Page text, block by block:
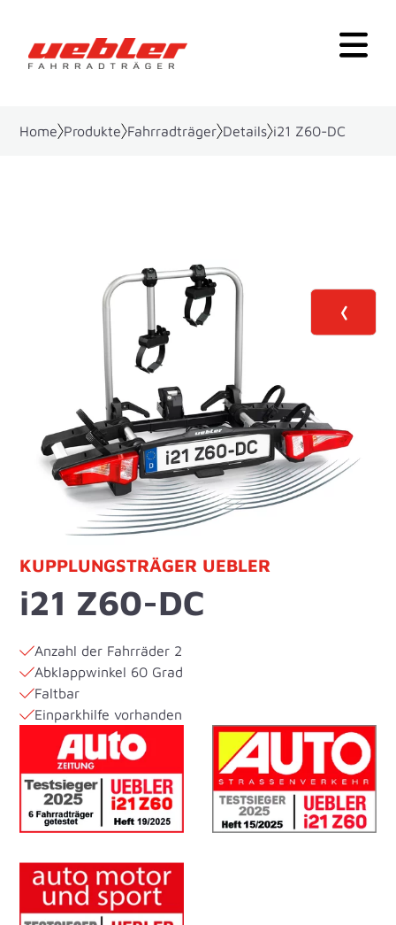
Home Produkte Fahrradträger Details i21 Z60-DC
KUPPLUNGSTRÄGER UEBLER
i21 Z60-DC
Anzahl der Fahrräder 2
Abklappwinkel 60 Grad
Faltbar
Einparkhilfe vorhanden